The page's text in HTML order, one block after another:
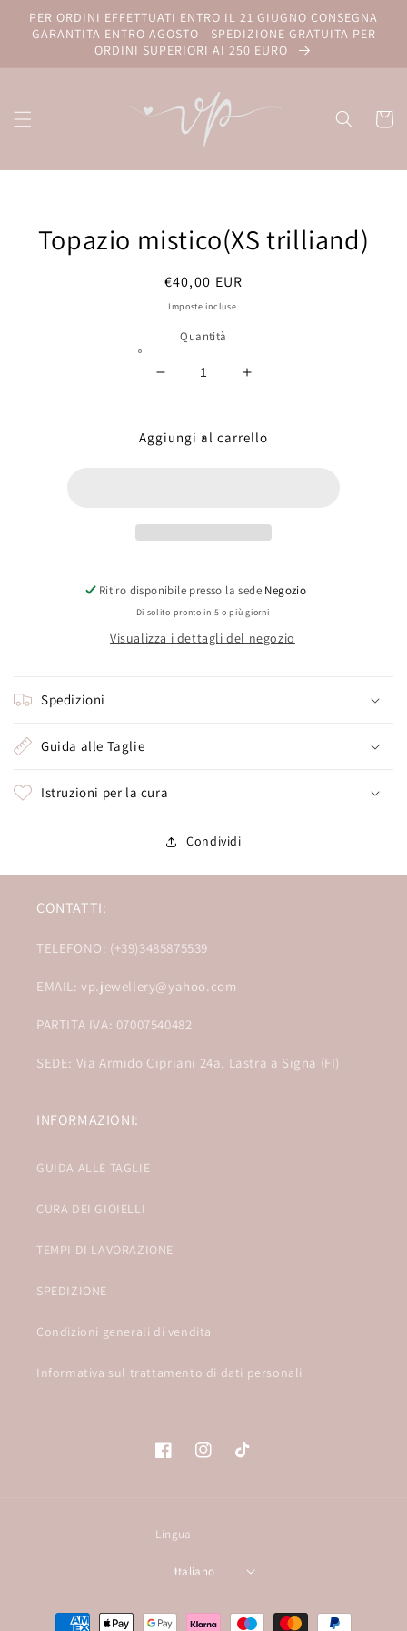
direttamente
ai contenuti
PER ORDINI EFFETTUATI ENTRO IL 21 GIUGNO CONSEGNA
GARANTITA ENTRO AGOSTO - SPEDIZIONE GRATUITA PER
ORDINI SUPERIORI AI 250 EURO
Carrello
sul prodotto
Topazio mistico(XS trilliand)
Prezzo
di
€40,00 EUR
Imposte incluse.
Quantità
Diminuisci
Topazio
Aumenta
Topazio
Aggiungi al carrello
Ritiro disponibile presso la sede Negozio
Di solito pronto in 5 o più giorni
Visualizza i dettagli del negozio
Spedizioni
Guida alle Taglie
Istruzioni per la cura
Condividi
CONTATTI:
TELEFONO: (+39)3485875539
EMAIL: vp.jewellery@yahoo.com
PARTITA IVA: 07007540482
SEDE: Via Armido Cipriani 24a, Lastra a Signa (FI)
INFORMAZIONI:
GUIDA ALLE TAGLIE
CURA DEI GIOIELLI
TEMPI DI LAVORAZIONE
SPEDIZIONE
Condizioni generali di vendita
Informativa sul trattamento di dati personali
FacebookInstagramTikTok
Lingua
Italiano
Metodi